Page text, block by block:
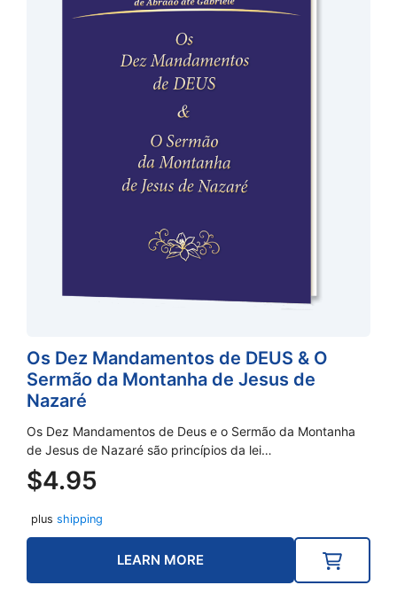
Os Dez Mandamentos de DEUS & O
Sermão da Montanha de Jesus de
Nazaré
Os Dez Mandamentos de Deus e o Sermão da Montanha
de Jesus de Nazaré são princípios da lei…
$4.95
plus shipping
LEARN MORE